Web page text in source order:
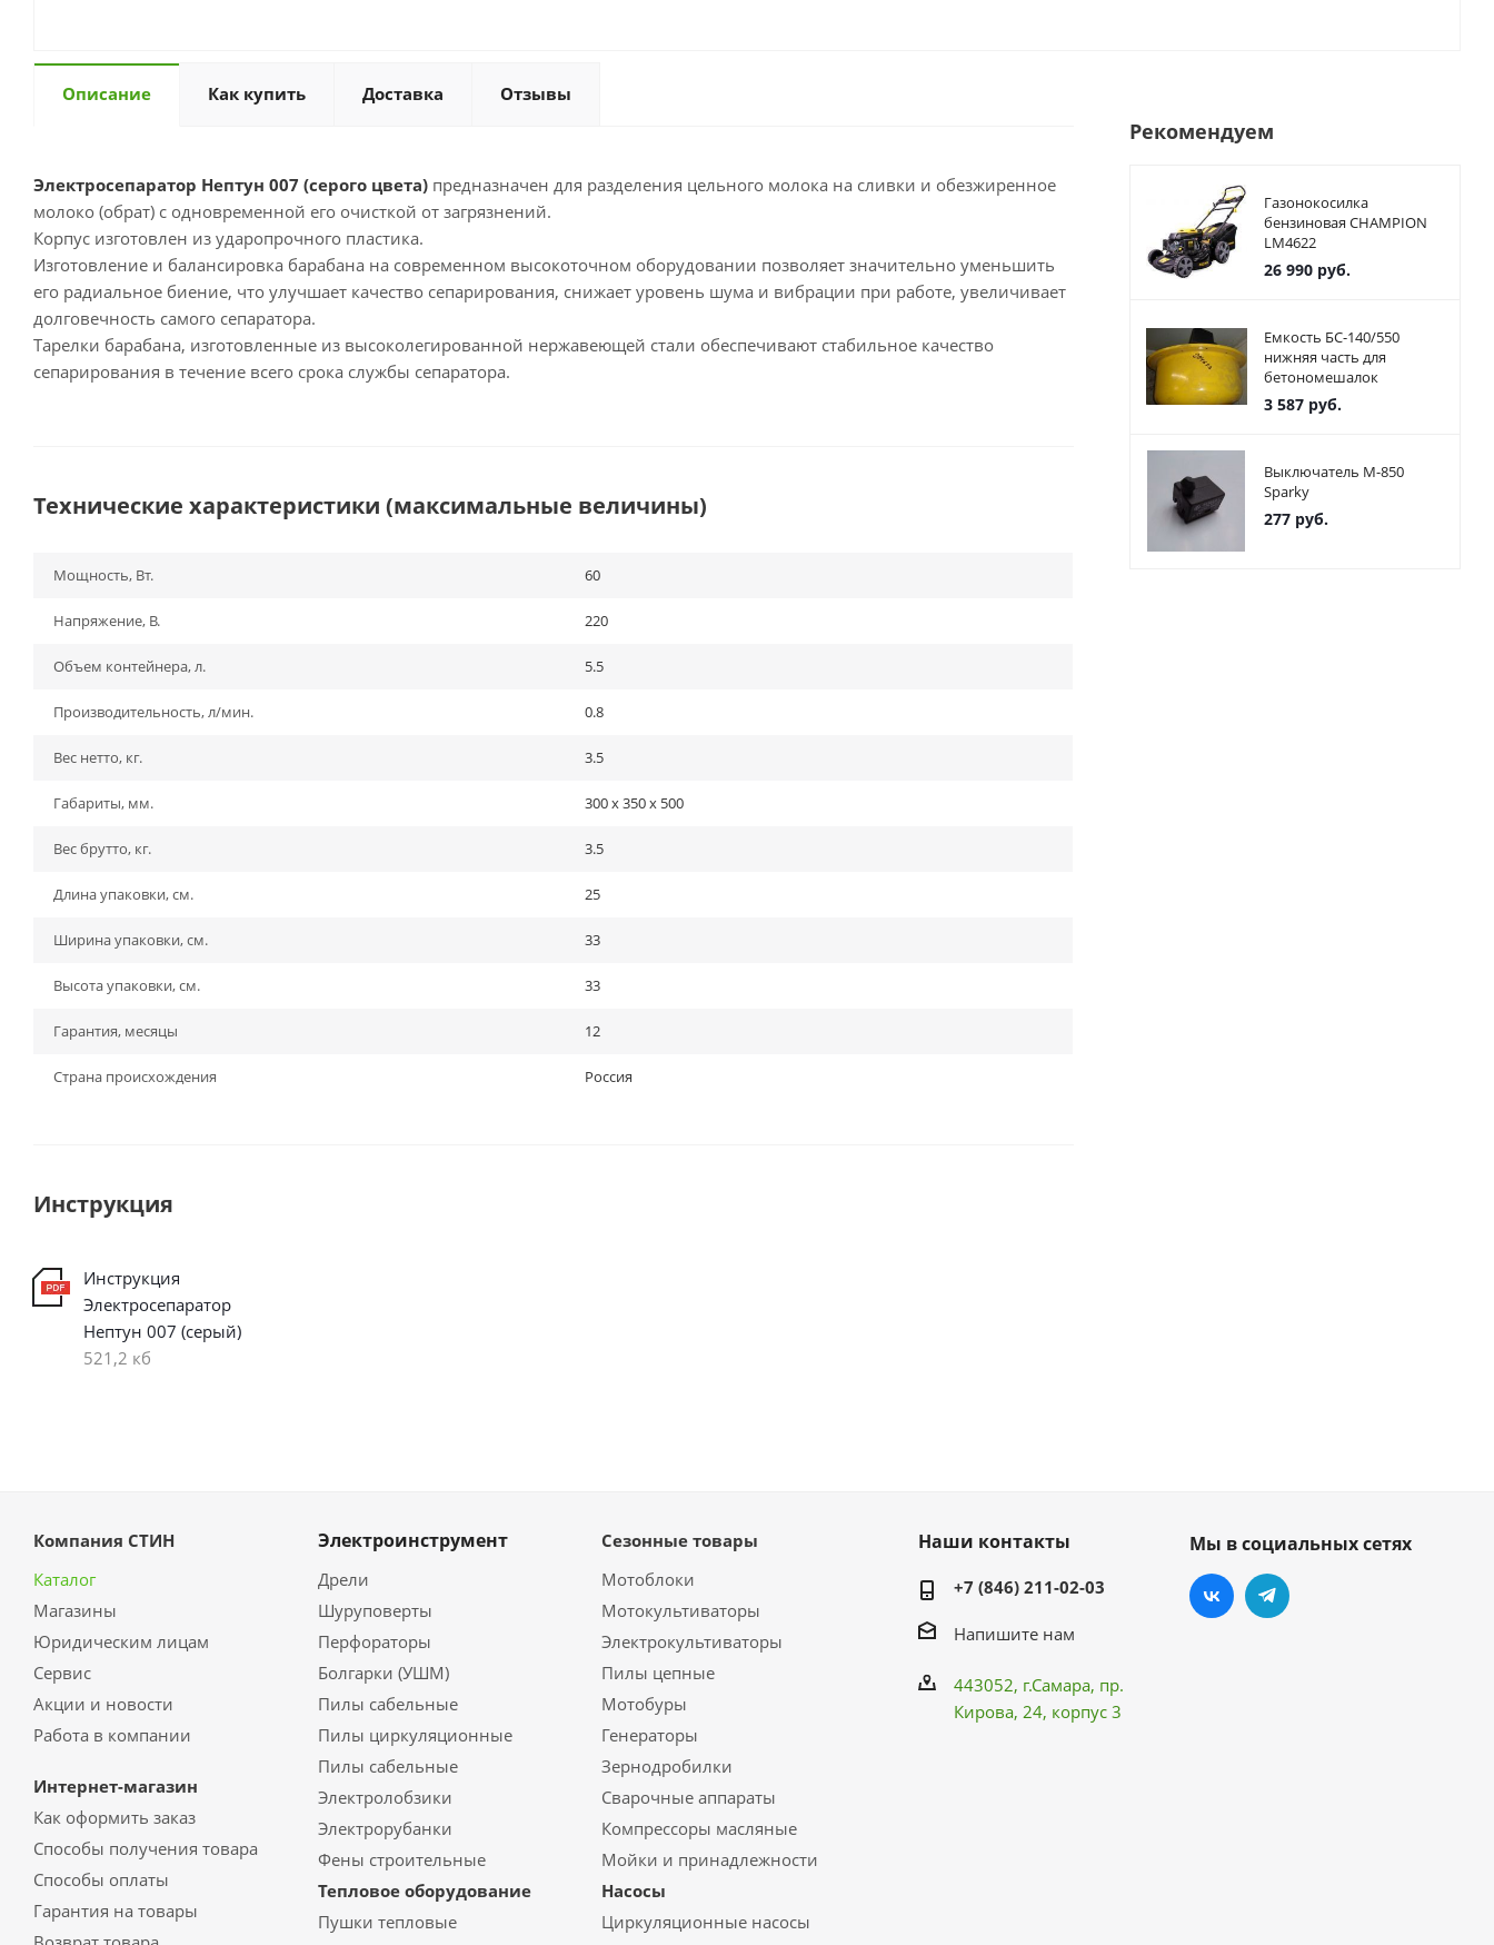
Описание Как купить Доставка Отзывы
Электросепаратор Нептун 007 (серого цвета) предназначен для разделения цельного молока на сливки и обезжиренное
молоко (обрат) с одновременной его очисткой от загрязнений.
Корпус изготовлен из ударопрочного пластика.
Изготовление и балансировка барабана на современном высокоточном оборудовании позволяет значительно уменьшить
его радиальное биение, что улучшает качество сепарирования, снижает уровень шума и вибрации при работе, увеличивает
долговечность самого сепаратора.
Тарелки барабана, изготовленные из высоколегированной нержавеющей стали обеспечивают стабильное качество
сепарирования в течение всего срока службы сепаратора.
Технические характеристики (максимальные величины)
Мощность, Вт. 60
Напряжение, В. 220
Объем контейнера, л. 5.5
Производительность, л/мин. 0.8
Вес нетто, кг. 3.5
Габариты, мм. 300 х 350 х 500
Вес брутто, кг. 3.5
Длина упаковки, см. 25
Ширина упаковки, см. 33
Высота упаковки, см. 33
Гарантия, месяцы 12
Страна происхождения Россия
Инструкция
Инструкция
Электросепаратор
Нептун 007 (серый)
521,2 кб
Рекомендуем
Газонокосилка
бензиновая CHAMPION
LM4622
26 990руб.
Емкость БС-140/550
нижняя часть для
бетономешалок
3 587руб.
Выключатель М-850
Sparky
277руб.
Компания СТИН
Каталог
Магазины
Юридическим лицам
Сервис
Акции и новости
Работа в компании
Интернет-магазин
Как оформить заказ
Способы получения товара
Способы оплаты
Гарантия на товары
Электроинструмент
Дрели
Шуруповерты
Перфораторы
Болгарки (УШМ)
Пилы сабельные
Пилы циркуляционные
Пилы сабельные
Электролобзики
Электрорубанки
Фены строительные
Тепловое оборудование
Пушки тепловые
Сезонные товары
Мотоблоки
Мотокультиваторы
Электрокультиваторы
Пилы цепные
Мотобуры
Генераторы
Зернодробилки
Сварочные аппараты
Компрессоры масляные
Мойки и принадлежности
Насосы
Циркуляционные насосы
Наши контакты
+7 (846) 211-02-03
Напишите нам
443052, г.Самара, пр.
Кирова, 24, корпус 3
Мы в социальных сетях